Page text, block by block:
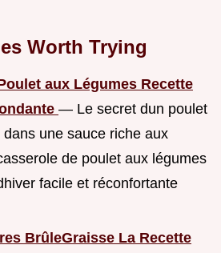
Worth Trying
aux Légumes Recette
— Le secret dun poulet
une sauce riche aux
de poulet aux légumes
facile et réconfortante
BrûleGraisse La Recette